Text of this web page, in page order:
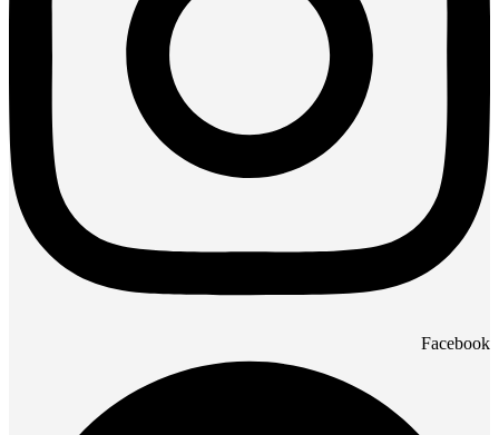
Facebook